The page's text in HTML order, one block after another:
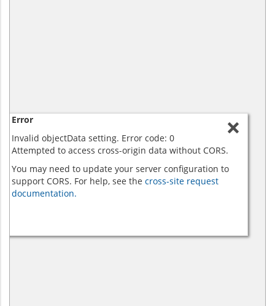
Error
Invalid objectData setting. Error code: 0
Attempted to access cross-origin data without CORS.
You may need to update your server configuration to
support CORS. For help, see the cross-site request
documentation.